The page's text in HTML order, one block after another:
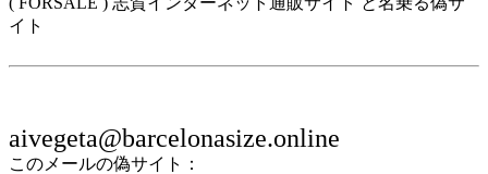
イト
aivegeta@barcelonasize.online
このメールの偽サイト：